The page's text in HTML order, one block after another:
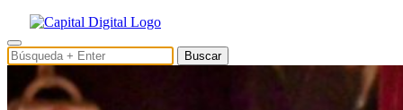
Buscar